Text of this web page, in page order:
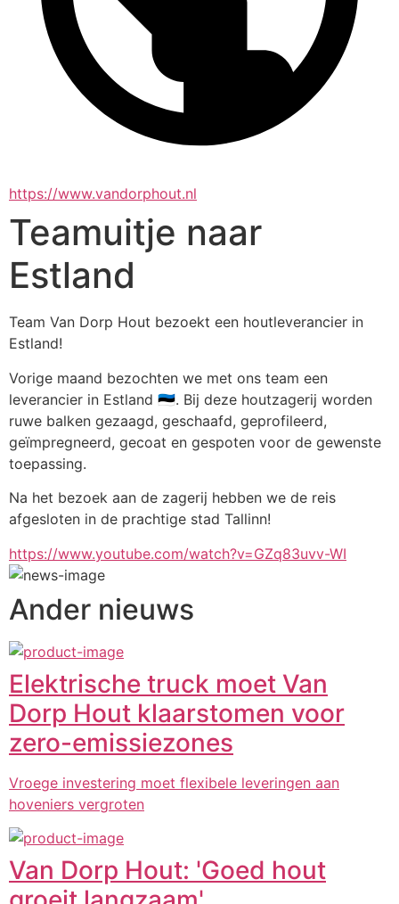
https://www.vandorphout.nl
Teamuitje naar
Estland
Team Van Dorp Hout bezoekt een houtleverancier in
Estland!
Vorige maand bezochten we met ons team een
leverancier in Estland 🇪🇪. Bij deze houtzagerij worden
ruwe balken gezaagd, geschaafd, geprofileerd,
geïmpregneerd, gecoat en gespoten voor de gewenste
toepassing.
Na het bezoek aan de zagerij hebben we de reis
afgesloten in de prachtige stad Tallinn!
https://www.youtube.com/watch?v=GZq83uvv-WI
Ander nieuws
Elektrische truck moet Van
Dorp Hout klaarstomen voor
zero-emissiezones
Vroege investering moet flexibele leveringen aan
hoveniers vergroten
Van Dorp Hout: 'Goed hout